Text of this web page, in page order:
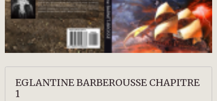
EGLANTINE BARBEROUSSE CHAPITRE
1